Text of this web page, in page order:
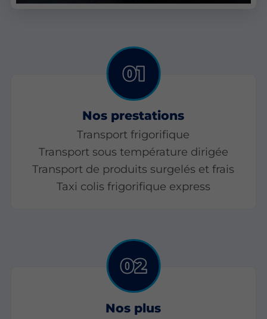
Nos prestations
Transport frigorifique
Transport sous température dirigée
Transport de produits surgelés et frais
Taxi colis frigorifique express
Nos plus